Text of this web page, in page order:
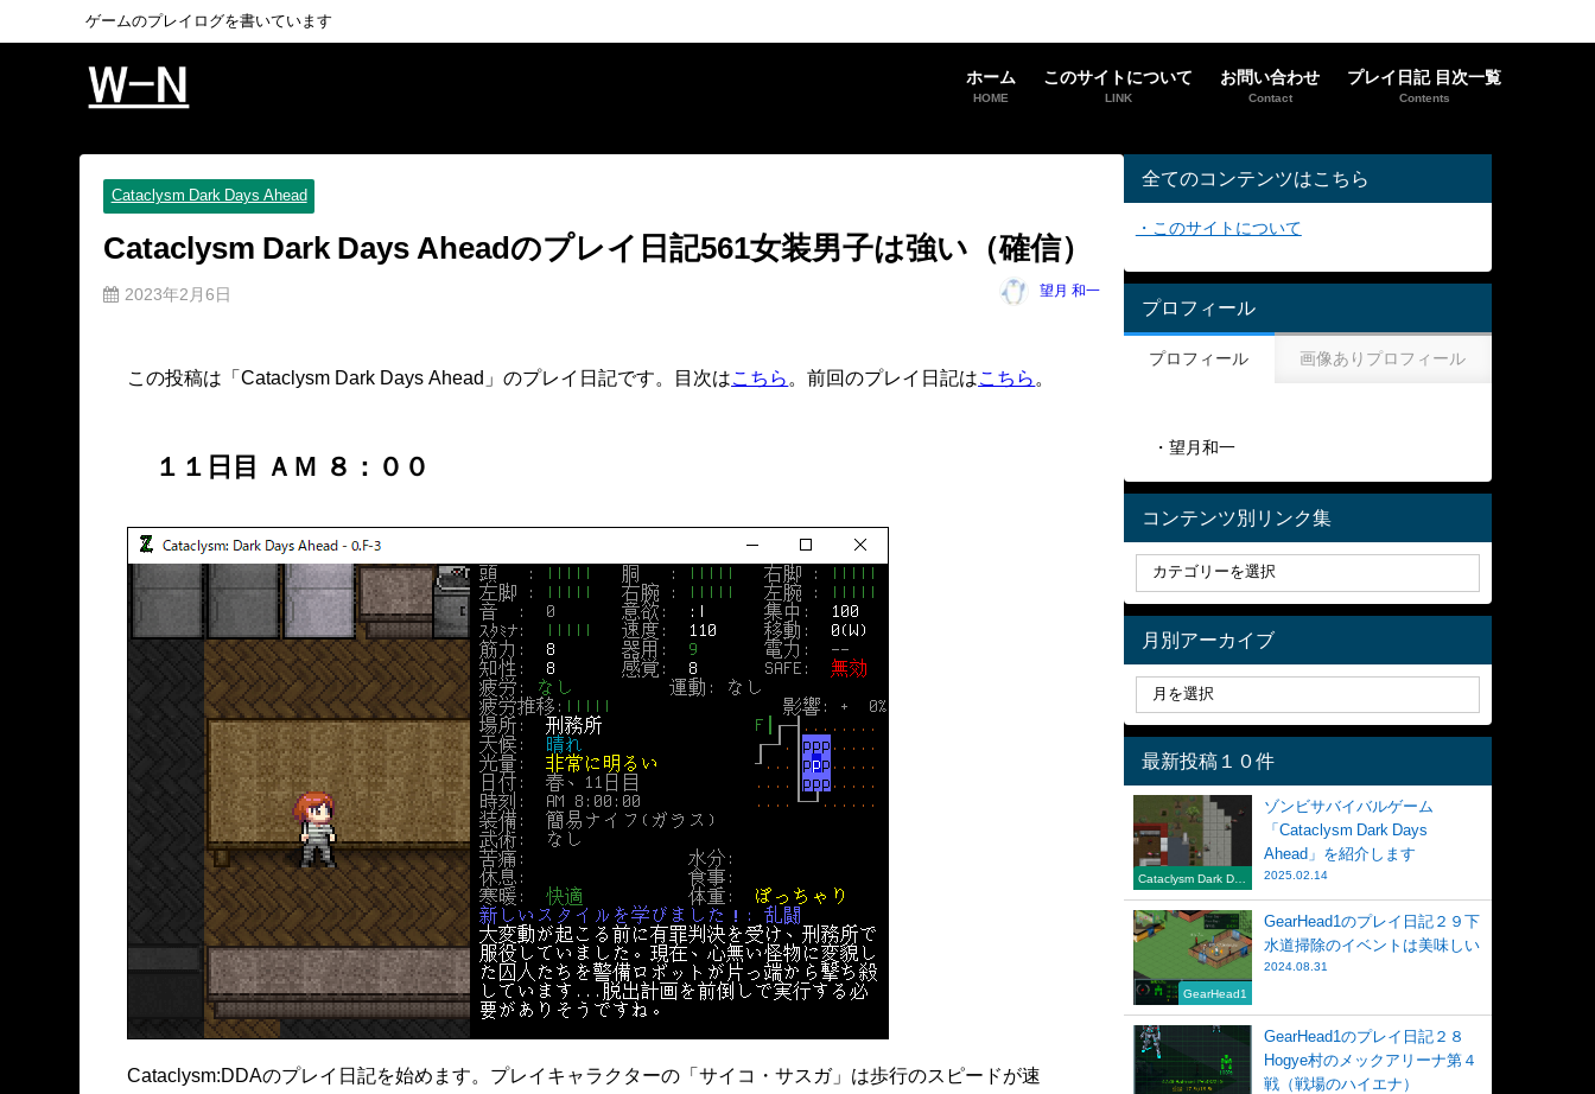
ゲームのプレイログを書いています
ホーム
HOME
このサイトについて
LINK
お問い合わせ
Contact
プレイ日記 目次一覧
Contents
Cataclysm Dark Days Ahead
Cataclysm Dark Days Aheadのプレイ日記561女装男子は強い（確信）
2023年2月6日 望月 和一
この投稿は「Cataclysm Dark Days Ahead」のプレイ日記です。目次はこちら 。前回のプレイ日記はこちら 。
１１日目 ＡＭ ８：００
Cataclysm:DDAのプレイ日記を始めます。プレイキャラクターの「サイコ・サスガ」は歩行のスピードが速
全てのコンテンツはこちら
・このサイトについて
プロフィール
プロフィール 画像ありプロフィール
・望月和一
コンテンツ別リンク集
月別アーカイブ
最新投稿１０件
Cataclysm Dark Day
s Ahead
ゾンビサバイバルゲーム
「Cataclysm Dark Days
Ahead」を紹介します
2025.02.14
GearHead1
GearHead1のプレイ日記２９下
水道掃除のイベントは美味しい
2024.08.31
GearHead1のプレイ日記２８
Hogye村のメックアリーナ第４
戦（戦場のハイエナ）